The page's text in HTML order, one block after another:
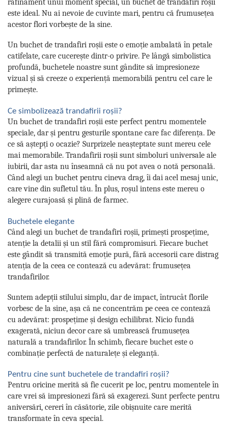
rafinament unui moment special, un buchet de trandafiri roșii
este ideal. Nu ai nevoie de cuvinte mari, pentru că frumusețea
acestor flori vorbește de la sine.
Un buchet de trandafiri roșii este o emoție ambalată în petale
catifelate, care cucerește dintr-o privire. Pe lângă simbolistica
profundă, buchetele noastre sunt gândite să impresioneze
vizual și să creeze o experiență memorabilă pentru cel care le
primește.
Ce simbolizează trandafirii roșii?
Un buchet de trandafiri roșii este perfect pentru momentele
speciale, dar și pentru gesturile spontane care fac diferența. De
ce să aștepți o ocazie? Surprizele neașteptate sunt mereu cele
mai memorabile. Trandafirii roșii sunt simboluri universale ale
iubirii, dar asta nu înseamnă că nu pot avea o notă personală.
Când alegi un buchet pentru cineva drag, îi dai acel mesaj unic,
care vine din sufletul tău. În plus, roșul intens este mereu o
alegere curajoasă și plină de farmec.
Buchetele elegante
Când alegi un buchet de trandafiri roșii, primești prospețime,
atenție la detalii și un stil fără compromisuri. Fiecare buchet
este gândit să transmită emoție pură, fără accesorii care distrag
atenția de la ceea ce contează cu adevărat: frumusețea
trandafirilor.
Suntem adepții stilului simplu, dar de impact, întrucât florile
vorbesc de la sine, așa că ne concentrăm pe ceea ce contează
cu adevărat: prospețime și design echilibrat. Nicio fundă
exagerată, niciun decor care să umbrească frumusețea
naturală a trandafirilor. În schimb, fiecare buchet este o
combinație perfectă de naturalețe și eleganță.
Pentru cine sunt buchetele de trandafiri roșii?
Pentru oricine merită să fie cucerit pe loc, pentru momentele în
care vrei să impresionezi fără să exagerezi. Sunt perfecte pentru
aniversări, cereri în căsătorie, zile obișnuite care merită
transformate în ceva special.